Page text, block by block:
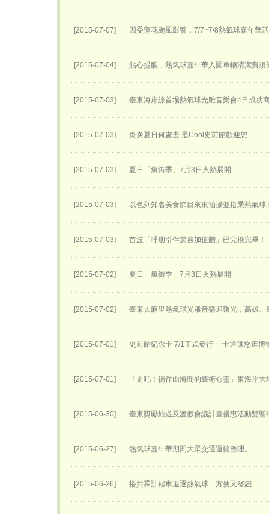
[2015-07-07] 因受蓮花颱風影響，7/7~7/8熱氣球嘉年華
[2015-07-04] 貼心提醒，熱氣球嘉年華入園車輛清潔費須
[2015-07-03] 臺東海岸線首場熱氣球光雕音樂會4日成功
[2015-07-03] 炎炎夏日何處去 最Cool史前館歡迎您
[2015-07-03] 夏日「瘋街季」7月3日火熱展開
[2015-07-03] 以色列知名美食節目來東拍攝並搭乘熱氣球
[2015-07-03] 首波「呼朋引伴驚喜加值贈」已兌換完畢！
[2015-07-02] 夏日「瘋街季」7月3日火熱展開
[2015-07-02] 臺東太麻里熱氣球光雕音樂迎曙光，高雄
[2015-07-01] 史前館紀念卡 7/1正式發行 一卡通讓您逛博
[2015-07-01] 「走吧！徜徉山海間的藝術心靈」東海岸
[2015-06-30] 臺東獎勵旅遊及渡假會議計畫優惠活動雙響
[2015-06-27] 熱氣球嘉年華期間大眾交通運輸整理。
[2015-06-26] 搭共乘計程車追逐熱氣球 方便又省錢